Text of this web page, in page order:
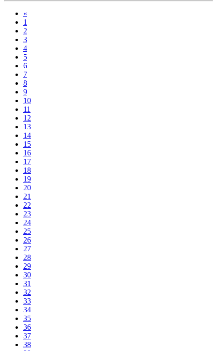
«
1
2
3
4
5
6
7
8
9
10
11
12
13
14
15
16
17
18
19
20
21
22
23
24
25
26
27
28
29
30
31
32
33
34
35
36
37
38